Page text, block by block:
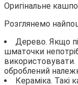
Оригінальне
Розглянемо
Дерево. Якщо
шматочки
оброблений
Кераміка. Такі